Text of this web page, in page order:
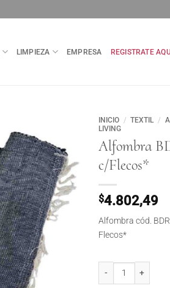
LIMPIEZA EMPRESA REGISTRATE
INICIO / TEXTIL /
LIVING
Alfombra
c/Flecos*
$4.802,49
Alfombra cód.
Flecos*